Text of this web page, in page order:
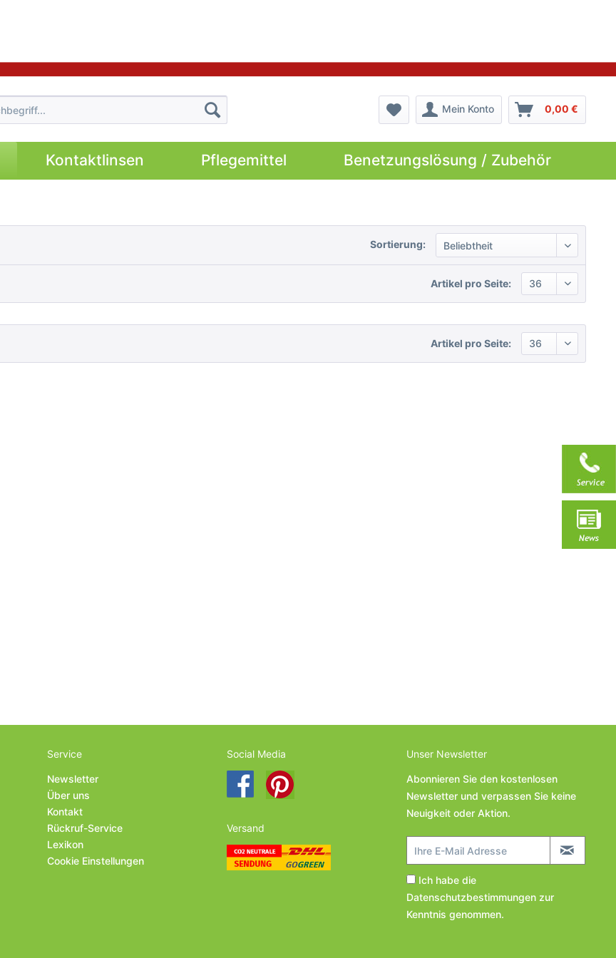
Mein Konto 0,00 €
Kontaktlinsen Pflegemittel Benetzungslösung / Zubehör
Sortierung:
Artikel pro Seite:
Artikel pro Seite:
Service
Newsletter
Über uns
Kontakt
Rückruf-Service
Lexikon
Cookie Einstellungen
Social Media
Versand
Unser Newsletter
Abonnieren Sie den kostenlosen
Newsletter und verpassen Sie keine
Neuigkeit oder Aktion.
Ich habe die
Datenschutzbestimmungen zur
Kenntnis genommen.